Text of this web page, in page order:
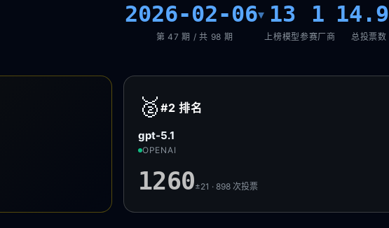
2026-02-06▾
第 47 期 / 共 98 期
13
上榜模型
1
参赛厂商 总投票数
🥈 #2排名
gpt-5.1
OPENAI
1260±21 · 898次投票